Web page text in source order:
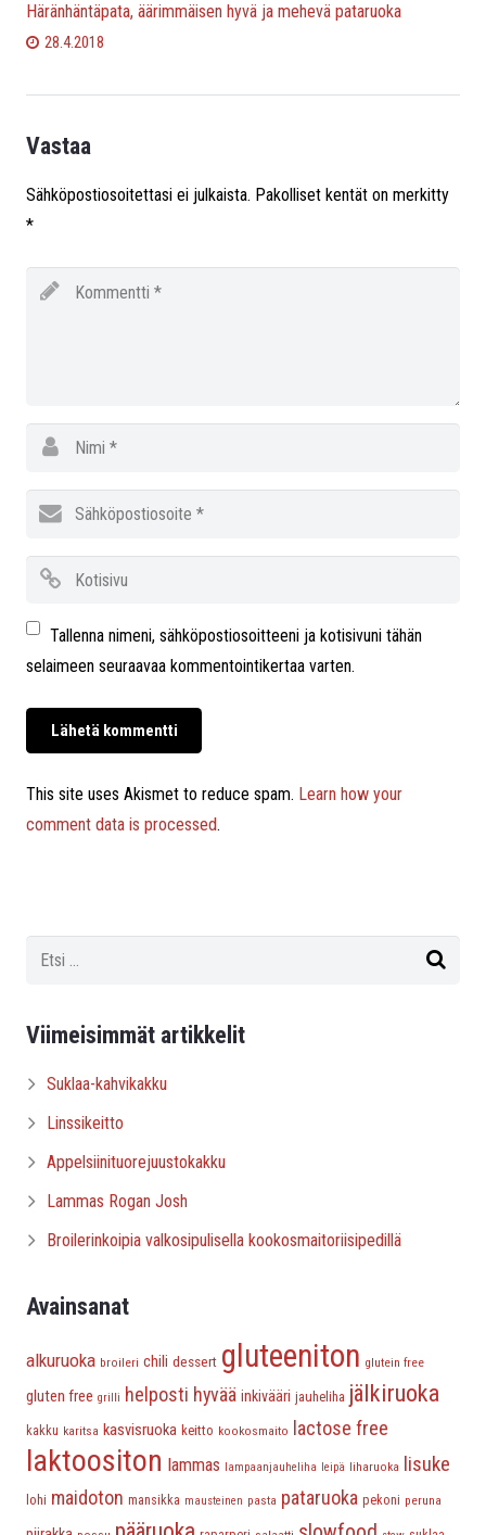
Häränhäntäpata, äärimmäisen hyvä ja mehevä pataruoka
28.4.2018
Vastaa
Sähköpostiosoitettasi ei julkaista. Pakolliset kentät on merkitty
*
Tallenna nimeni, sähköpostiosoitteeni ja kotisivuni tähän
selaimeen seuraavaa kommentointikertaa varten.
This site uses Akismet to reduce spam. Learn how your
comment data is processed.
Viimeisimmät artikkelit
Suklaa-kahvikakku
Linssikeitto
Appelsiinituorejuustokakku
Lammas Rogan Josh
Broilerinkoipia valkosipulisella kookosmaitoriisipedillä
Avainsanat
alkuruoka broileri chili dessert gluteeniton glutein free
gluten free grilli helposti hyvää inkivääri jauheliha jälkiruoka
kakku karitsa kasvisruoka keitto kookosmaito lactose free
laktoositon lammas lampaanjauheliha leipä liharuoka lisuke
lohi maidoton mansikka mausteinen pasta pataruoka pekoni peruna